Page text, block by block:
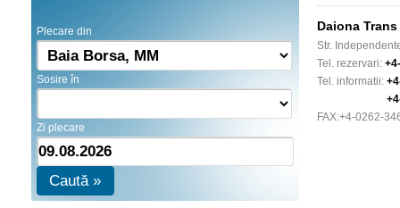
Plecare din
Sosire în
Zi plecare
Caută »
Daiona
Str.
Tel. rezervari:
Tel. informatii:
FAX:+4-0262-